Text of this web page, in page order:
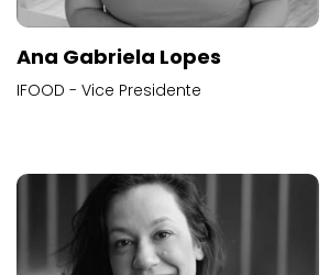
Ana Gabriela Lopes
IFOOD - Vice Presidente